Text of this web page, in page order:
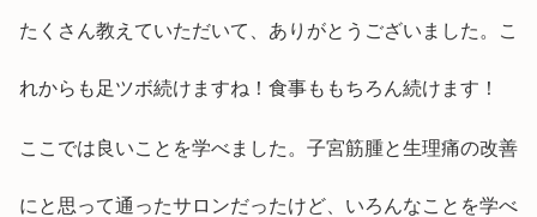
たくさん教えていただいて、ありがとうございました。こ
れからも足ツボ続けますね！食事ももちろん続けます！
ここでは良いことを学べました。子宮筋腫と生理痛の改善
にと思って通ったサロンだったけど、いろんなことを学べ